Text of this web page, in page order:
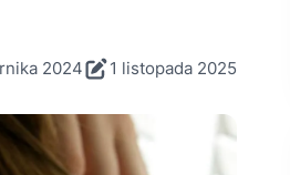
Konsultacja
Antykoncepcja
2024 1 listopada 2025